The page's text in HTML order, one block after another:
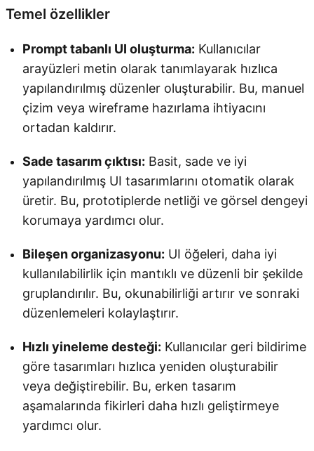
Temel özellikler
Prompt tabanlı UI oluşturma: Kullanıcılar
arayüzleri metin olarak tanımlayarak hızlıca
yapılandırılmış düzenler oluşturabilir. Bu, manuel
çizim veya wireframe hazırlama ihtiyacını
ortadan kaldırır.
Sade tasarım çıktısı: Basit, sade ve iyi
yapılandırılmış UI tasarımlarını otomatik olarak
üretir. Bu, prototiplerde netliği ve görsel dengeyi
korumaya yardımcı olur.
Bileşen organizasyonu: UI öğeleri, daha iyi
kullanılabilirlik için mantıklı ve düzenli bir şekilde
gruplandırılır. Bu, okunabilirliği artırır ve sonraki
düzenlemeleri kolaylaştırır.
Hızlı yineleme desteği: Kullanıcılar geri bildirime
göre tasarımları hızlıca yeniden oluşturabilir
veya değiştirebilir. Bu, erken tasarım
aşamalarında fikirleri daha hızlı geliştirmeye
yardımcı olur.